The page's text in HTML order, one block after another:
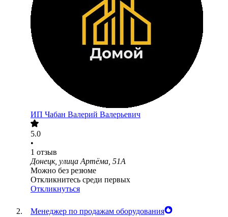
ИП Чабан Валерий Валерьевич
5.0
•
1 отзыв
Донецк, улица Артёма, 51А
Можно без резюме
Откликнитесь среди первых
Откликнуться
Менеджер по продажам оборудования